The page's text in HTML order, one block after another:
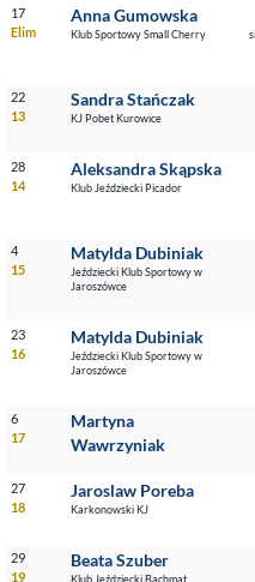
17
Elim
Anna Gumowska
Klub Sportowy Small Cherry
22
13
Sandra Stańczak
KJ Pobet Kurowice
28
14
Aleksandra Skąpska
Klub Jeździecki Picador
4
15
Matylda Dubiniak
Jeździecki Klub Sportowy w
Jaroszówce
23
16
Matylda Dubiniak
Jeździecki Klub Sportowy w
Jaroszówce
6
17
Martyna
Wawrzyniak
27
18
Jaroslaw Poreba
Karkonowski KJ
29
19
Beata Szuber
Klub Jeździecki Bachmat